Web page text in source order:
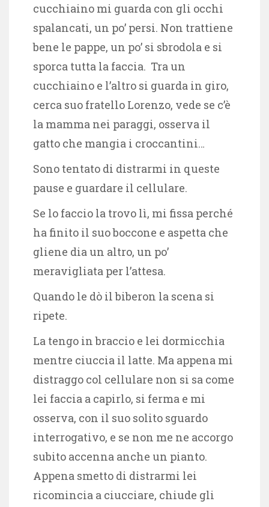
cucchiaino mi guarda con gli occhi
spalancati, un po’ persi. Non trattiene
bene le pappe, un po’ si sbrodola e si
sporca tutta la faccia. Tra un
cucchiaino e l’altro si guarda in giro,
cerca suo fratello Lorenzo, vede se c’è
la mamma nei paraggi, osserva il
gatto che mangia i croccantini…
Sono tentato di distrarmi in queste
pause e guardare il cellulare.
Se lo faccio la trovo lì, mi fissa perché
ha finito il suo boccone e aspetta che
gliene dia un altro, un po’
meravigliata per l’attesa.
Quando le dò il biberon la scena si
ripete.
La tengo in braccio e lei dormicchia
mentre ciuccia il latte. Ma appena mi
distraggo col cellulare non si sa come
lei faccia a capirlo, si ferma e mi
osserva, con il suo solito sguardo
interrogativo, e se non me ne accorgo
subito accenna anche un pianto.
Appena smetto di distrarmi lei
ricomincia a ciucciare, chiude gli